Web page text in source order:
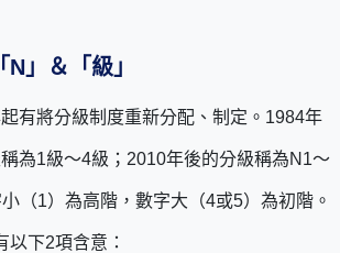
」＆「級」
起有將分級制度重新分配、制定。1984年
為1級～4級；2010年後的分級稱為N1～
（1）為高階，數字大（4或5）為初階。
下2項含意：